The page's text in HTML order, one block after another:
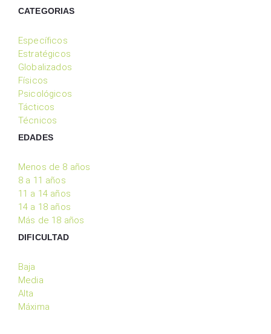
CATEGORIAS
Específicos
Estratégicos
Globalizados
Físicos
Psicológicos
Tácticos
Técnicos
EDADES
Menos de 8 años
8 a 11 años
11 a 14 años
14 a 18 años
Más de 18 años
DIFICULTAD
Baja
Media
Alta
Máxima